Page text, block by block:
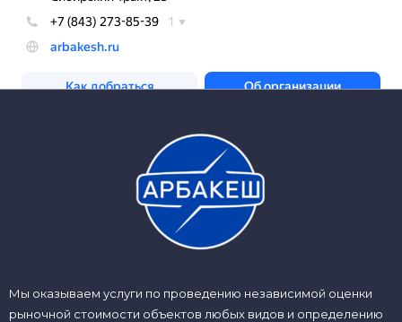
Мы оказываем услуги по проведению независимой оценки
рыночной стоимости объектов любых видов и определению